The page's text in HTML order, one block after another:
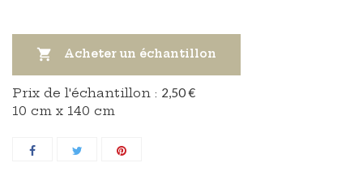
 Acheter un échantillon
Prix ​​de l'échantillon : 2,50 €
10 cm x 140 cm